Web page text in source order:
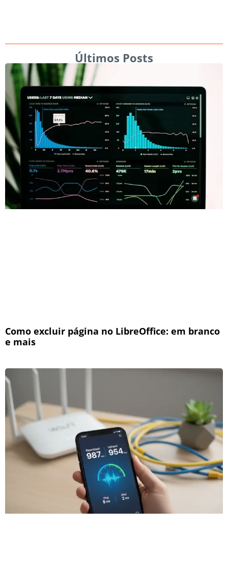
Últimos Posts
Como excluir página no LibreOffice: em branco
e mais